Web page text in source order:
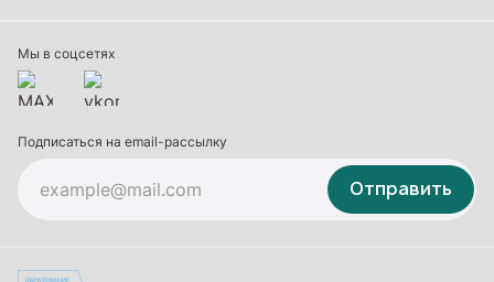
Дополнительное образование
Мы в соцсетях
Подписаться на email-рассылку
Отправить